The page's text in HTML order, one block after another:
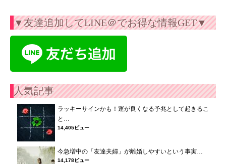
▼友達追加してLINE＠でお得な情報GET▼
人気記事
ラッキーサインかも！運が良くなる予兆として起きるこ
と…
14,405ビュー
今急増中の「友達夫婦」が離婚しやすいという事実…
14,178ビュー